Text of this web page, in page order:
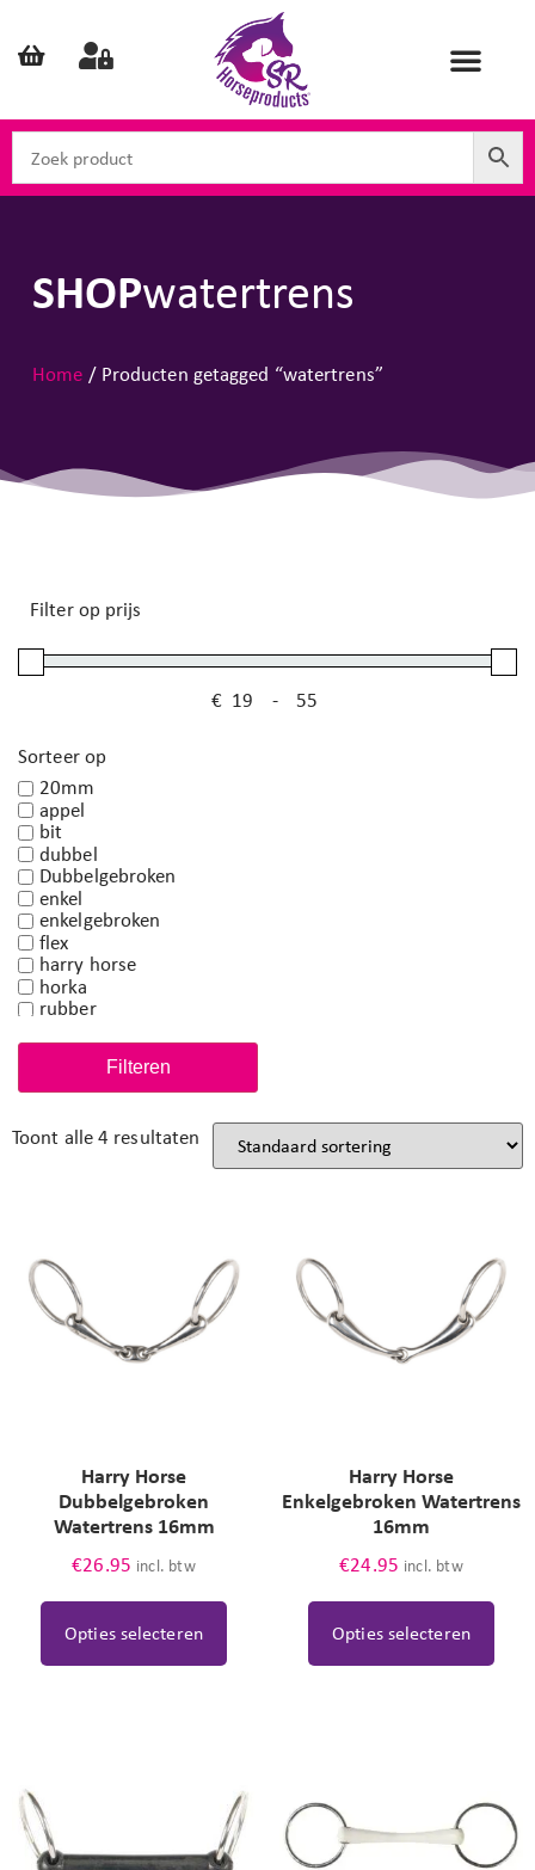
SHOPwatertrens
Home / Producten getagged “watertrens”
Filter op prijs
€ Minimale prijs
-
Maximale prijs
Sorteer op
20mm
appel
bit
dubbel
Dubbelgebroken
enkel
enkelgebroken
flex
harry horse
horka
rubber
watertrens
Filteren
Toont alle 4 resultaten
Harry Horse
Dubbelgebroken
Watertrens 16mm
€26.95 incl. btw
Opties selecteren
Harry Horse
Enkelgebroken Watertrens
16mm
€24.95 incl. btw
Opties selecteren